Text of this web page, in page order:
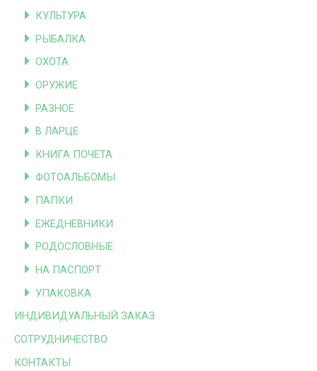
КУЛЬТУРА
РЫБАЛКА
ОХОТА
ОРУЖИЕ
РАЗНОЕ
В ЛАРЦЕ
КНИГА ПОЧЕТА
ФОТОАЛЬБОМЫ
ПАПКИ
ЕЖЕДНЕВНИКИ
РОДОСЛОВНЫЕ
НА ПАСПОРТ
УПАКОВКА
ИНДИВИДУАЛЬНЫЙ ЗАКАЗ
СОТРУДНИЧЕСТВО
КОНТАКТЫ